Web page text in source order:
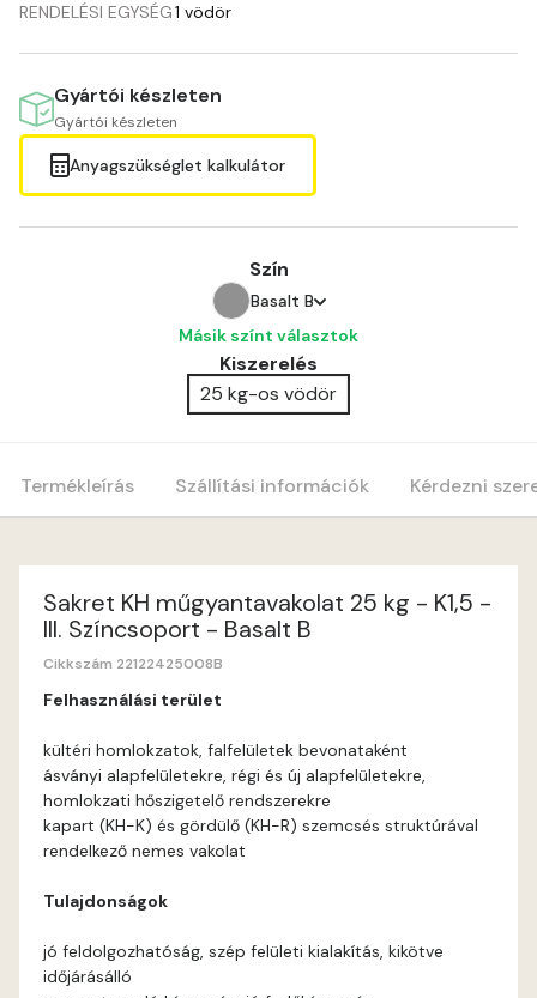
RENDELÉSI EGYSÉG1 vödör
Gyártói készleten
Gyártói készleten
Anyagszükséglet kalkulátor
Szín
Basalt B
Anticred A
Antimony A
Apricot C
Basalt A
Basalt B
Másik színt választok
Kiszerelés
25 kg-os vödör
Termékleírás Szállítási információk Kérdezni
Sakret KH műgyantavakolat 25 kg - K1,5 -
III. Színcsoport - Basalt B
Cikkszám 22122425008B
Felhasználási terület
kültéri homlokzatok, falfelületek bevonataként
ásványi alapfelületekre, régi és új alapfelületekre,
homlokzati hőszigetelő rendszerekre
kapart (KH-K) és gördülő (KH-R) szemcsés struktúrával
rendelkező nemes vakolat
Tulajdonságok
jó feldolgozhatóság, szép felületi kialakítás, kikötve
időjárásálló